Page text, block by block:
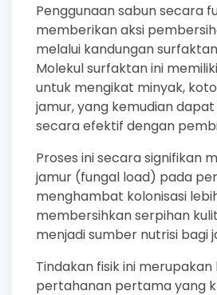
Penggunaan sabun secara
memberikan aksi
melalui kandungan
Molekul surfaktan ini
untuk mengikat minyak,
jamur, yang kemudian
secara efektif dengan
Proses ini secara signifikan
jamur (fungal load) pada
menghambat kolonisasi
membersihkan serpihan
menjadi sumber nutrisi bagi
Tindakan fisik ini
pertahanan pertama yang